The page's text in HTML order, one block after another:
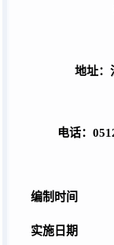
地址：
电话：
编制时间
实施日期